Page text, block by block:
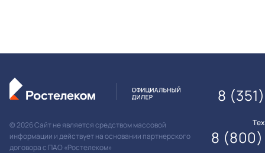
© 2026 Сайт не является средством массовой
информации и действует на основании партнерского
договора с ПАО «Ростелеком»
8
8